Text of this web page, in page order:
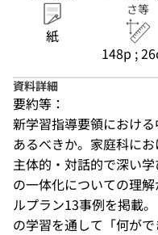
紙
さ等
148p ;
資料詳細
要約等：
新学習指導要領におけ
あるべきか。家庭科に
主体的・対話的で深い
の一体化についての理
ルプラン13事例を掲載
の学習を通して「何が